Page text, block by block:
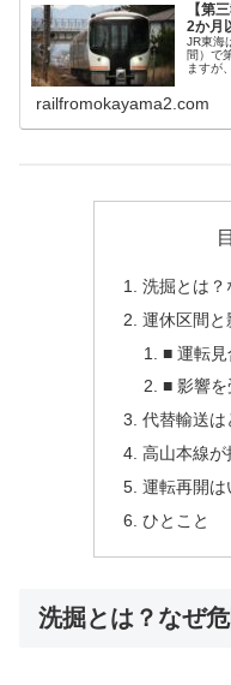
【第
2か月
JR東海
間）で
ますが
は、代
railfromokayama2.com
洗掘とは？
運休区間と
■ 運転見
■ 影響
代替輸送は
高山本線が
運転再開は
ひとこと
洗掘とは？なぜ